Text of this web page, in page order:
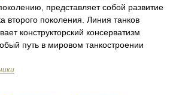
представляет собой развитие
второго поколения. Линия танков
конструкторский консерватизм
путь в мировом танкостроении